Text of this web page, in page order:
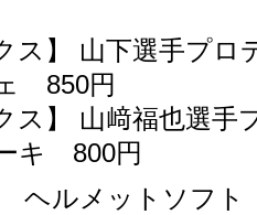
ス】 山下選手プ
850円
ス】 山﨑福也選
キ 800円
ヘルメットソフ